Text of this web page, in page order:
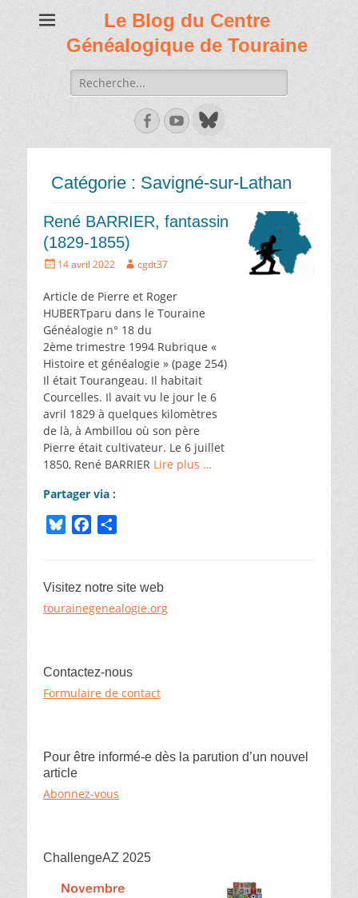
Le Blog du Centre
Généalogique de Touraine
Recherche
de:
Facebook
Youtube
Catégorie : Savigné-sur-Lathan
René BARRIER, fantassin
(1829-1855)
Écrit14 avril 2022 Auteur
cgdt37
Article de Pierre et Roger
HUBERTparu dans le Touraine
Généalogie n° 18 du
2ème trimestre 1994 Rubrique «
Histoire et généalogie » (page 254)
Il était Tourangeau. Il habitait
Courcelles. Il avait vu le jour le 6
avril 1829 à quelques kilomètres
de là, à Ambillou où son père
Pierre était cultivateur. Le 6 juillet
1850, René BARRIER Lire plus …
Partager via :
e
e
o
t
a
Visitez notre site web
tourainegenealogie.org
Contactez-nous
Formulaire de contact
Pour être informé-e dès la parution d’un nouvel
article
Abonnez-vous
ChallengeAZ 2025